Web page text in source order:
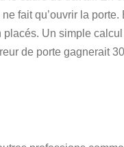
fait qu’ouvrir la
Un simple
de porte gagnerait